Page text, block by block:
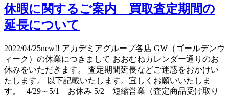
休暇に関するご案内 買取査定期間の
延長について
2022/04/25new!! アカデミアグループ各店 GW（ゴールデンウ
ィーク）の休業につきまして おおむねカレンダー通りのお
休みをいただきます。 査定期間延長などご迷惑をおかけい
たします。 以下記載いたします。宜しくお願いいたしま
す。 4/29～5/1 お休み 5/2 短縮営業（査定商品受け取り